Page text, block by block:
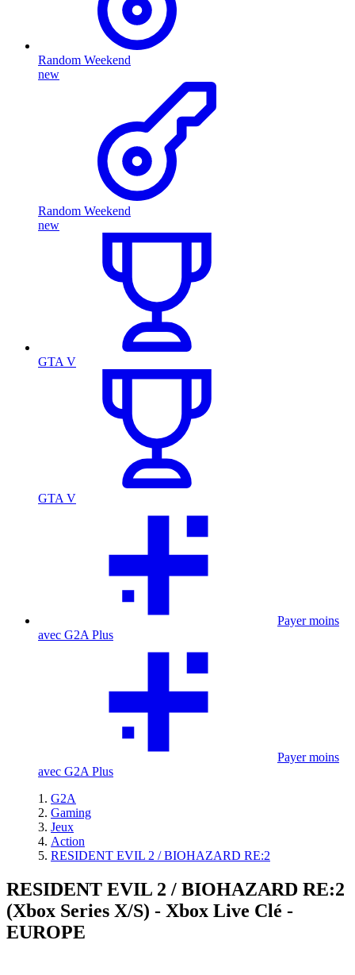
Random Weekend
new
Random Weekend
new
GTA V
GTA V
Payer moins
avec G2A Plus
Payer moins
avec G2A Plus
G2A
Gaming
Jeux
Action
RESIDENT EVIL 2 / BIOHAZARD RE:2
RESIDENT EVIL 2 / BIOHAZARD RE:2
(Xbox Series X/S) - Xbox Live Clé -
EUROPE